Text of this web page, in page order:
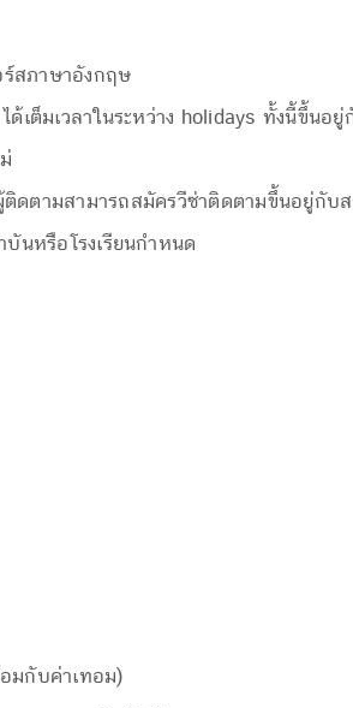
ร์สภาษาอังกฤษ
ต็มเวลาในระหว่าง holidays ทั้งนี้ขึ้นอยู่
ดตามสามารถสมัครวีซ่าติดตามขึ้นอยู่กับ
บันหรือโรงเรียนกำหนด
มกับค่าเทอม)